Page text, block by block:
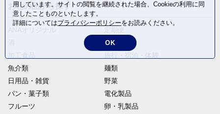
お礼の品から探す
肉類
魚介類
麺類
日用品・雑貨
野菜
パン・菓子類
電化製品
フルーツ
卵・乳製品
用しています。サイトの閲覧を継続された場合、Cookieの利用に同
意したことものといたします。
詳細についてはプライバシーポリシーをお読みください。
OK